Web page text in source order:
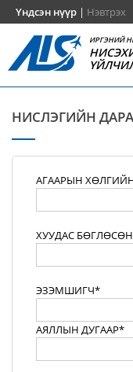
Үндсэн нүүр | Нэвтрэх
ИРГЭНИЙ
НИСЛЭГИЙН
АГААРЫН
ХУУДАС
ЭЗЭМШИГЧ*
АЯЛЛЫН ДУГААР*